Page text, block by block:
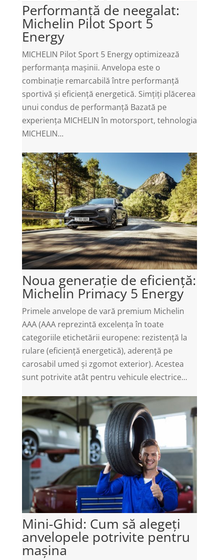
Performanță de neegalat:
Michelin Pilot Sport 5
Energy
MICHELIN Pilot Sport 5 Energy optimizează
performanța mașinii. Anvelopa este o
combinație remarcabilă între performanță
sportivă și eficiență energetică. Simțiți plăcerea
unui condus de performanță Bazată pe
experiența MICHELIN în motorsport, tehnologia
MICHELIN...
Noua generație de eficiență:
Michelin Primacy 5 Energy
Primele anvelope de vară premium Michelin
AAA (AAA reprezintă excelența în toate
categoriile etichetării europene: rezistență la
rulare (eficiență energetică), aderență pe
carosabil umed și zgomot exterior). Acestea
sunt potrivite atât pentru vehicule electrice...
Mini-Ghid: Cum să alegeți
anvelopele potrivite pentru
mașina